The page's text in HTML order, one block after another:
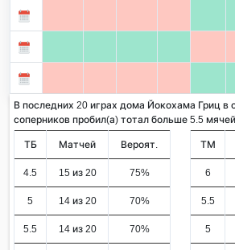
В последних 20 играх дома Йокохама Гриц в
соперников пробил(а) тотал больше 5.5
ТБ Матчей Вероят.
4.5 15 из 20 75%
5 14 из 20 70%
5.5 14 из 20 70%
ТМ
6
5.5
5